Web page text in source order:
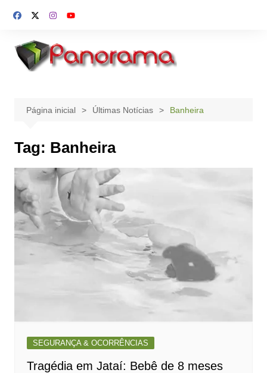
para
conteúdo
Página inicial Últimas Notícias Banheira
Tag: Banheira
SEGURANÇA & OCORRÊNCIAS
Tragédia em Jataí: Bebê de 8 meses